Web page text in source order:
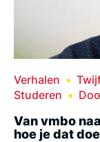
Verhalen
Studeren
Van vmbo
hoe je dat